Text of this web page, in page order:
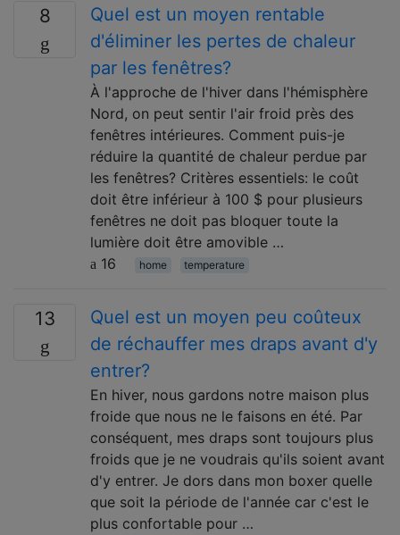
8
Quel est un moyen rentable
d'éliminer les pertes de chaleur
par les fenêtres?
À l'approche de l'hiver dans l'hémisphère
Nord, on peut sentir l'air froid près des
fenêtres intérieures. Comment puis-je
réduire la quantité de chaleur perdue par
les fenêtres? Critères essentiels: le coût
doit être inférieur à 100 $ pour plusieurs
fenêtres ne doit pas bloquer toute la
lumière doit être amovible …
16
home temperature
13
Quel est un moyen peu coûteux
de réchauffer mes draps avant d'y
entrer?
En hiver, nous gardons notre maison plus
froide que nous ne le faisons en été. Par
conséquent, mes draps sont toujours plus
froids que je ne voudrais qu'ils soient avant
d'y entrer. Je dors dans mon boxer quelle
que soit la période de l'année car c'est le
plus confortable pour …